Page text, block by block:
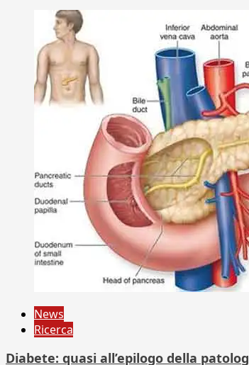
News
Ricerca
Diabete: quasi all’epilogo della